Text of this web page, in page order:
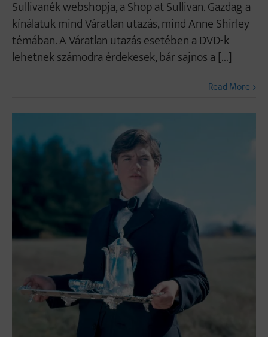
Sullivanék webshopja, a Shop at Sullivan. Gazdag a
kínálatuk mind Váratlan utazás, mind Anne Shirley
témában. A Váratlan utazás esetében a DVD-k
lehetnek számodra érdekesek, bár sajnos a [...]
Read More